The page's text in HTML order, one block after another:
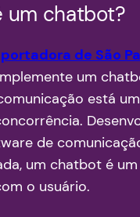
um chatbot?
de São
um
está
de
um chatbot é
o usuário.